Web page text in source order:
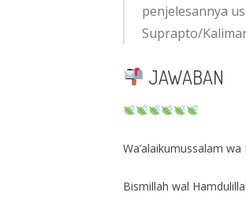
penjelesannya
Suprapto/
JAWABAN
Wa’alaikumussalam
Bismillah wal